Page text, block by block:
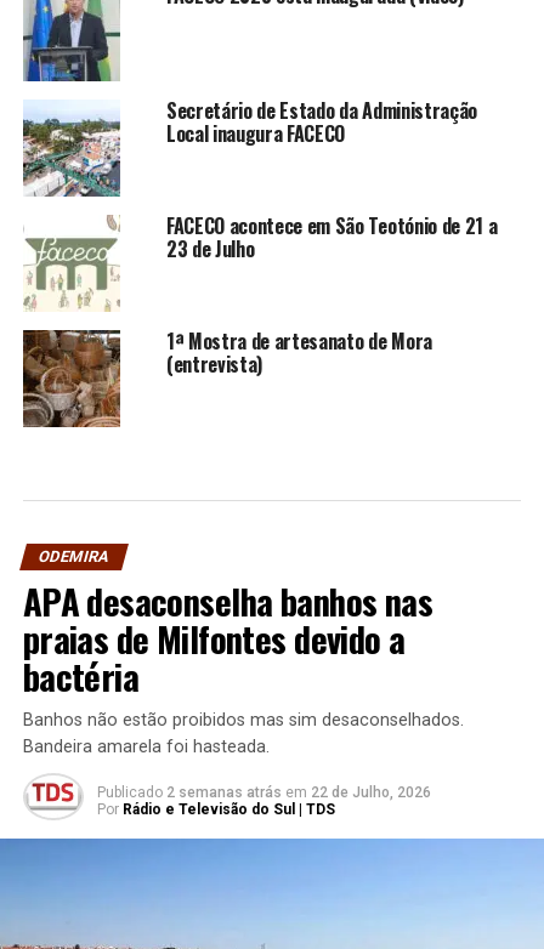
Secretário de Estado da Administração
Local inaugura FACECO
FACECO acontece em São Teotónio de 21 a
23 de Julho
1ª Mostra de artesanato de Mora
(entrevista)
ODEMIRA
APA desaconselha banhos nas
praias de Milfontes devido a
bactéria
Banhos não estão proibidos mas sim desaconselhados.
Bandeira amarela foi hasteada.
Publicado 2 semanas atrás em 22 de Julho, 2026
Por Rádio e Televisão do Sul | TDS